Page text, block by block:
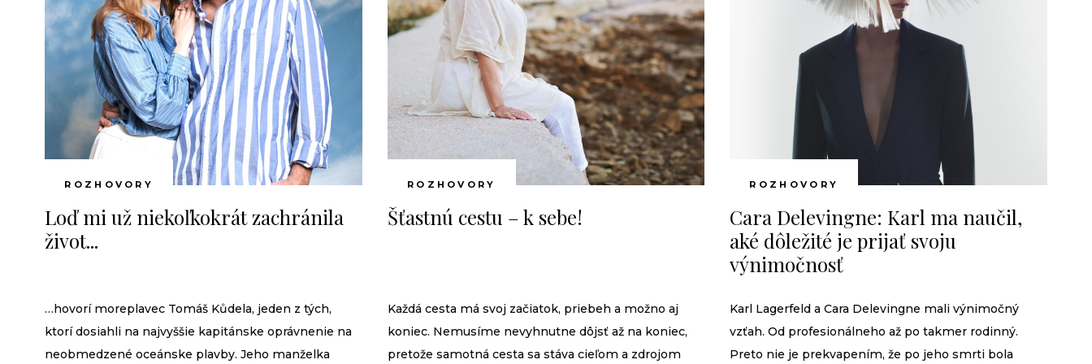
Slávni violončelisti sú väčšinou muži, žien je medzi nimi ako šafra­nu. Je to pre fyzickú náročnosť ná­
stroja?
Keď odpočívate, čo robíte?
Sci-fi, fantasy, Hviezdne vojny…?
ROZHOVORY
Loď mi už niekoľkokrát zachránila
život...
…hovorí moreplavec Tomáš Kůdela, jeden z tých,
ktorí dosiahli na najvyššie kapitánske oprávnenie na
neobmedzené oceánske plavby. Jeho manželka
ROZHOVORY
Šťastnú cestu – k sebe!
Každá cesta má svoj začiatok, priebeh a možno aj
koniec. Nemusíme nevyhnutne dôjsť až na koniec,
pretože samotná cesta sa stáva cieľom a zdrojom
ROZHOVORY
Cara Delevingne: Karl ma naučil,
aké dôležité je prijať svoju
výnimočnosť
Karl Lagerfeld a Cara Delevingne mali výnimočný
vzťah. Od profesionálneho až po takmer rodinný.
Preto nie je prekvapením, že po jeho smrti bola